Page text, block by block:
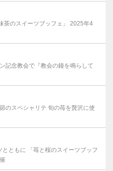
茶のスイーツブッフェ」 2025年4
記念教会で『教会の鐘を鳴らして
のスペシャリテ 旬の苺を贅沢に使
ともに 「苺と桜のスイーツブッフ